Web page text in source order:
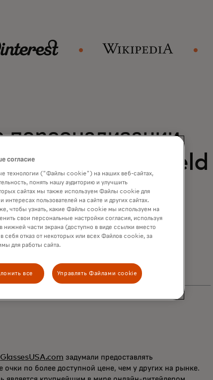
с Dynamic Yield
отношений с
увеличения
GlassesUSA.com задумали предоставлять
по более доступной цене, чем у других на рынке.
согласие
технологии ("Файлы cookie") на наших веб-сайтах,
понять нашу аудиторию и улучшить
сайтах мы также используем Файлы cookie для
пользователей на сайте и других сайтах.
чтобы узнать, какие Файлы cookie мы используем на
свои персональные настройки согласия, используя
части экрана (доступно в виде ссылки вместо
себя отказ от некоторых или всех Файлов cookie, за
для работы сайта.
все Управлять Файлами cookie